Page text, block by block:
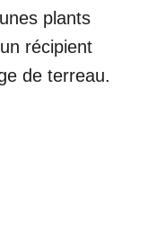
plants
récipient
de terreau.